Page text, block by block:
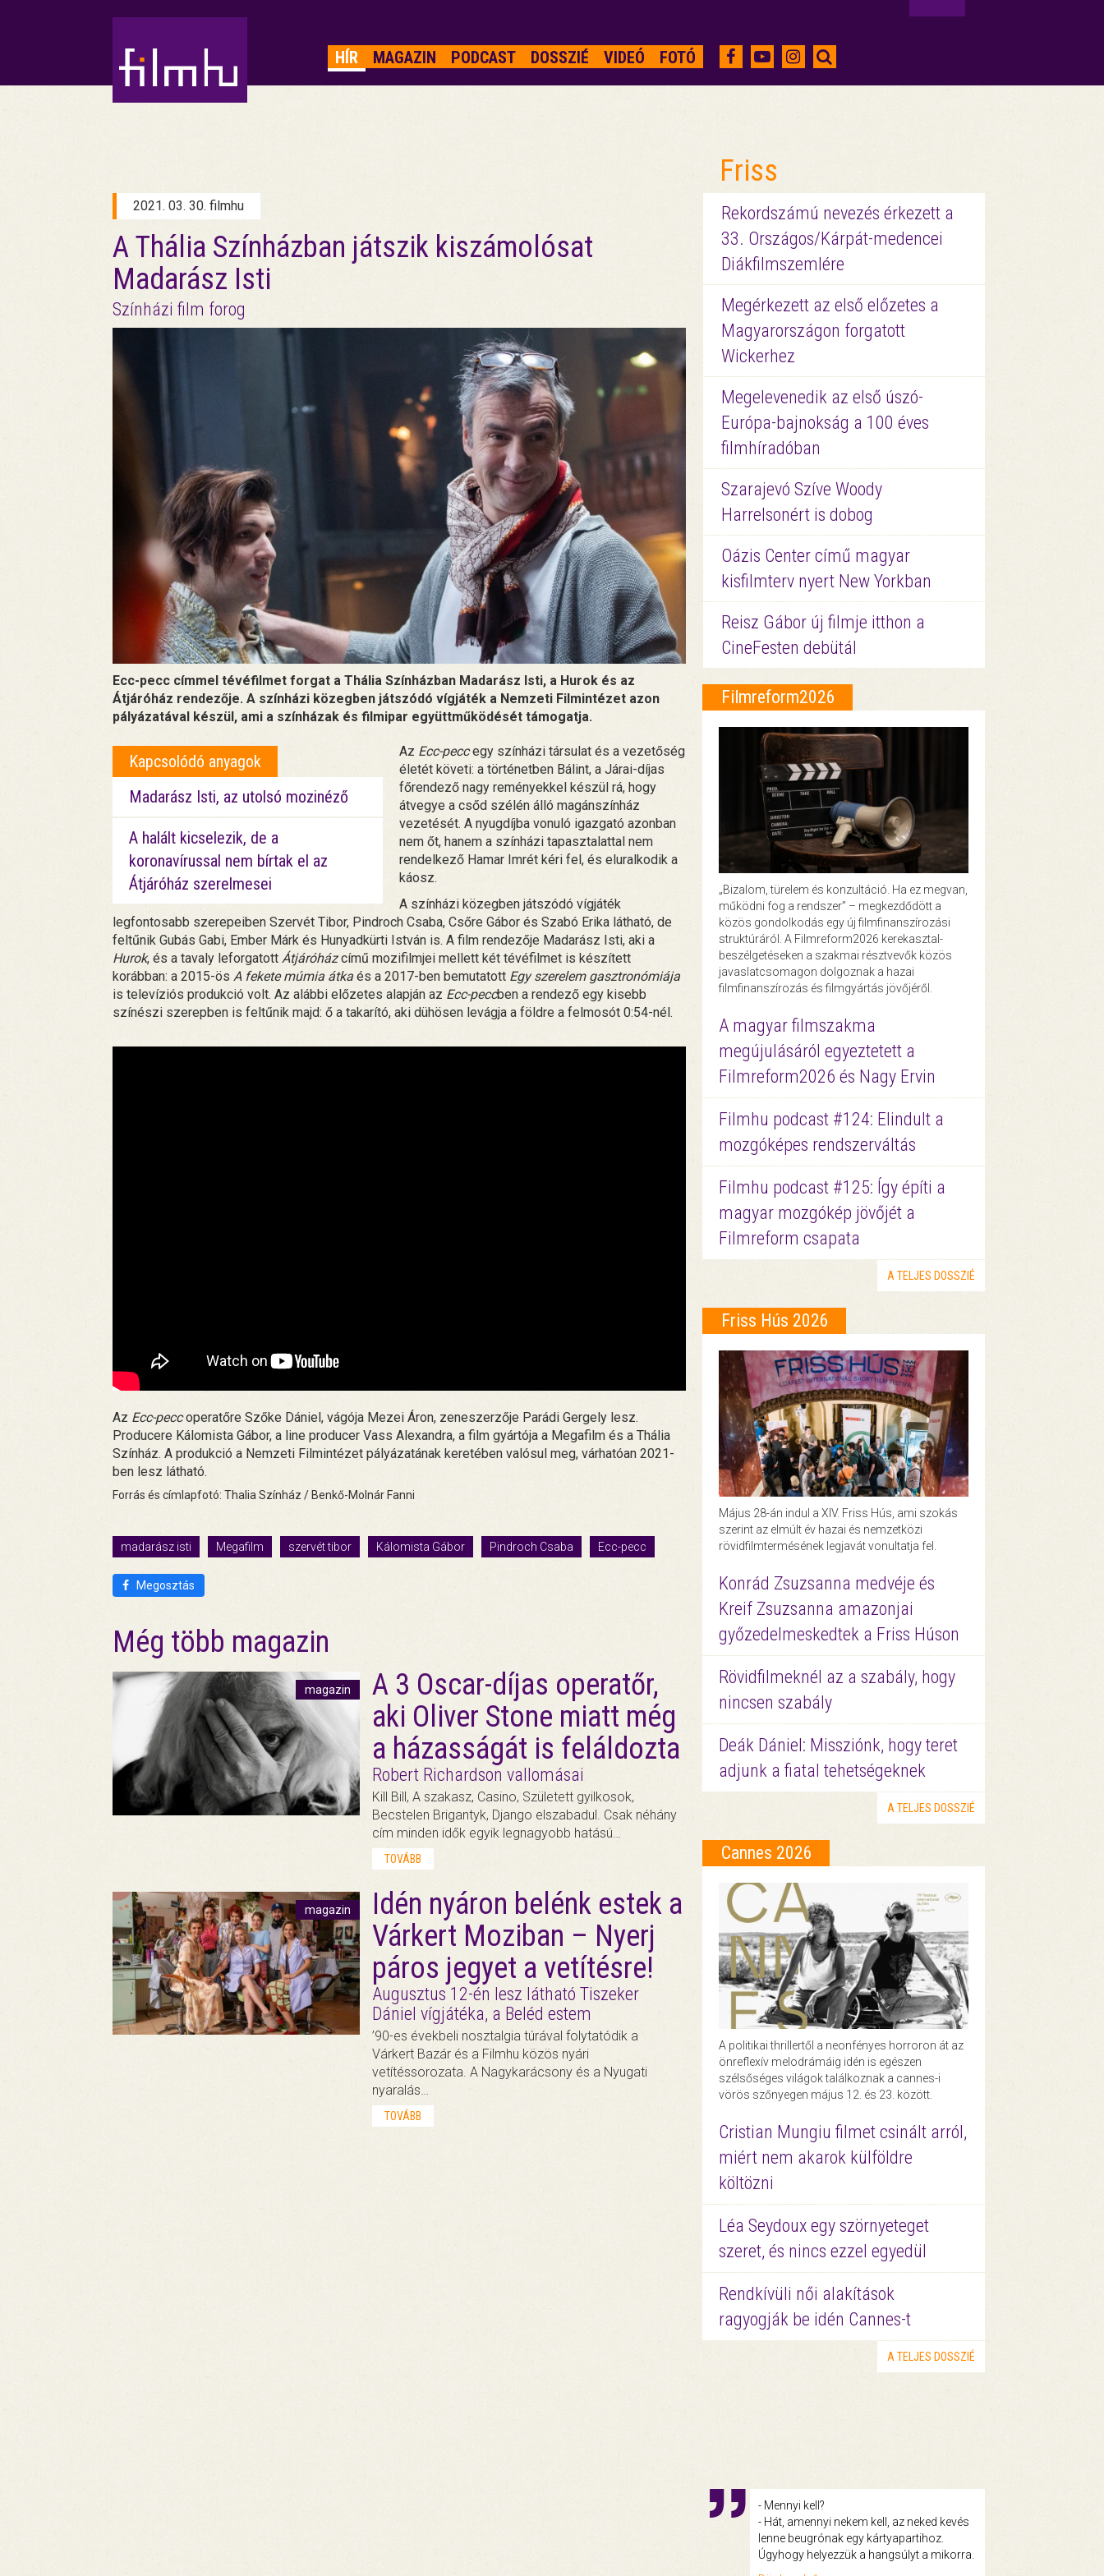
HÍR MAGAZIN PODCAST DOSSZIÉ VIDEÓ FOTÓ
2021. 03. 30. filmhu
A Thália Színházban játszik kiszámolósat
Madarász Isti
Színházi film forog
Ecc-pecc címmel tévéfilmet forgat a Thália Színházban Madarász Isti, a Hurok és az
Átjáróház rendezője. A színházi közegben játszódó vígjáték a Nemzeti Filmintézet azon
pályázatával készül, ami a színházak és filmipar együttműködését támogatja.
Kapcsolódó anyagok
Madarász Isti, az utolsó mozinéző
A halált kicselezik, de a
koronavírussal nem bírtak el az
Átjáróház szerelmesei
Az Ecc-peccegy színházi társulat és a vezetőség
életét követi: a történetben Bálint, a Járai-díjas
főrendező nagy reményekkel készül rá, hogy
átvegye a csőd szélén álló magánszínház
vezetését. A nyugdíjba vonuló igazgató azonban
nem őt, hanem a színházi tapasztalattal nem
rendelkező Hamar Imrét kéri fel, és eluralkodik a
káosz.
A színházi közegben játszódó vígjáték
legfontosabb szerepeiben Szervét Tibor, Pindroch Csaba, Csőre Gábor és Szabó Erika látható, de
feltűnik Gubás Gabi, Ember Márk és Hunyadkürti István is. A film rendezője Madarász Isti, aki a
Hurok, és a tavaly leforgatott Átjáróházcímű mozifilmjei mellett két tévéfilmet is készített
korábban: a 2015-ös A fekete múmia átka és a 2017-ben bemutatott Egy szerelem gasztronómiája
is televíziós produkció volt. Az alábbi előzetes alapján az Ecc-peccben a rendező egy kisebb
színészi szerepben is feltűnik majd: ő a takarító, aki dühösen levágja a földre a felmosót 0:54-nél.
Az Ecc-peccoperatőre Szőke Dániel, vágója Mezei Áron, zeneszerzője Parádi Gergely lesz.
Producere Kálomista Gábor, a line producer Vass Alexandra, a film gyártója a Megafilm és a Thália
Színház. A produkció a Nemzeti Filmintézet pályázatának keretében valósul meg, várhatóan 2021-
ben lesz látható.
Forrás és címlapfotó: Thalia Színház / Benkő-Molnár Fanni
madarász isti Megafilm szervét tibor Kálomista Gábor Pindroch Csaba Ecc-pecc
Megosztás
Még több magazin
magazin
A 3 Oscar-díjas operatőr,
aki Oliver Stone miatt még
a házasságát is feláldozta
Robert Richardson vallomásai
Kill Bill, A szakasz, Casino, Született gyilkosok,
Becstelen Brigantyk, Django elszabadul. Csak néhány
cím minden idők egyik legnagyobb hatású…
TOVÁBB
magazin
Idén nyáron belénk estek a
Várkert Moziban – Nyerj
páros jegyet a vetítésre!
Augusztus 12-én lesz látható Tiszeker
Dániel vígjátéka, a Beléd estem
’90-es évekbeli nosztalgia túrával folytatódik a
Várkert Bazár és a Filmhu közös nyári
vetítéssorozata. A Nagykarácsony és a Nyugati
nyaralás…
TOVÁBB
Friss
Rekordszámú nevezés érkezett a
33. Országos/Kárpát-medencei
Diákfilmszemlére
Megérkezett az első előzetes a
Magyarországon forgatott
Wickerhez
Megelevenedik az első úszó-
Európa-bajnokság a 100 éves
filmhíradóban
Szarajevó Szíve Woody
Harrelsonért is dobog
Oázis Center című magyar
kisfilmterv nyert New Yorkban
Reisz Gábor új filmje itthon a
CineFesten debütál
Filmreform2026
„Bizalom, türelem és konzultáció. Ha ez megvan,
működni fog a rendszer” – megkezdődött a
közös gondolkodás egy új filmfinanszírozási
struktúráról. A Filmreform2026 kerekasztal-
beszélgetéseken a szakmai résztvevők közös
javaslatcsomagon dolgoznak a hazai
filmfinanszírozás és filmgyártás jövőjéről.
A magyar filmszakma
megújulásáról egyeztetett a
Filmreform2026 és Nagy Ervin
Filmhu podcast #124: Elindult a
mozgóképes rendszerváltás
Filmhu podcast #125: Így építi a
magyar mozgókép jövőjét a
Filmreform csapata
A TELJES DOSSZIÉ
Friss Hús 2026
Május 28-án indul a XIV. Friss Hús, ami szokás
szerint az elmúlt év hazai és nemzetközi
rövidfilmtermésének legjavát vonultatja fel.
Konrád Zsuzsanna medvéje és
Kreif Zsuzsanna amazonjai
győzedelmeskedtek a Friss Húson
Rövidfilmeknél az a szabály, hogy
nincsen szabály
Deák Dániel: Missziónk, hogy teret
adjunk a fiatal tehetségeknek
A TELJES DOSSZIÉ
Cannes 2026
A politikai thrillertől a neonfényes horroron át az
önreflexív melodrámáig idén is egészen
szélsőséges világok találkoznak a cannes-i
vörös szőnyegen május 12. és 23. között.
Cristian Mungiu filmet csinált arról,
miért nem akarok külföldre
költözni
Léa Seydoux egy szörnyeteget
szeret, és nincs ezzel egyedül
Rendkívüli női alakítások
ragyogják be idén Cannes-t
A TELJES DOSSZIÉ
- Mennyi kell?
- Hát, amennyi nekem kell, az neked kevés
lenne beugrónak egy kártyapartihoz.
Úgyhogy helyezzük a hangsúlyt a mikorra.